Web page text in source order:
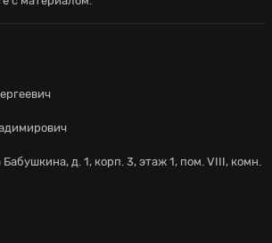
Бабушкина, д. 1, корп. 3, этаж 1, пом. VIII, комн.